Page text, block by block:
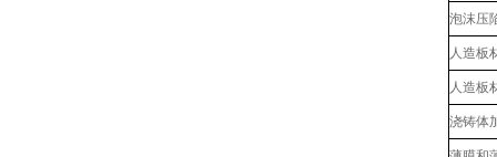
泡沫压
人造板
人造板
浇铸体